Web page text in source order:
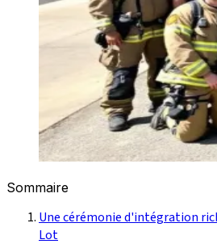
Sommaire
Une cérémonie d'intégration
Lot